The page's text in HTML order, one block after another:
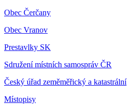
Obec Čerčany
Obec Vranov
Prestavlky SK
Sdružení místních samospráv ČR
Český úřad zeměměřický a katastrální
Místopisy